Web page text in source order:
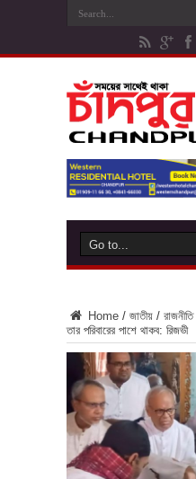
Home / জাতীয় / রাজনীতি
তার পরিবারের পাশে থাকব: রিজভী